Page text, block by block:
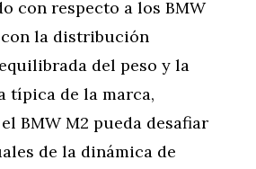
con respecto a los BMW
la distribución
del peso y la
típica de la marca,
BMW M2 pueda desafiar
de la dinámica de